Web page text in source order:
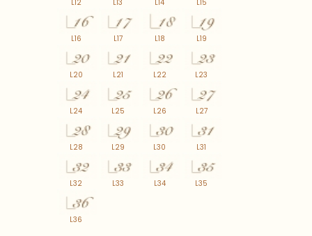
L12 L13 L14 L15
L16 L17 L18 L19
L20 L21 L22 L23
L24 L25 L26 L27
L28 L29 L30 L31
L32 L33 L34 L35
L36